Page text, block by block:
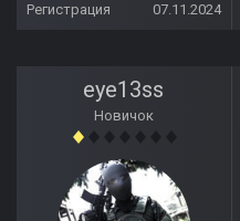
Регистрация
07.11.2024
eye13ss
Новичок